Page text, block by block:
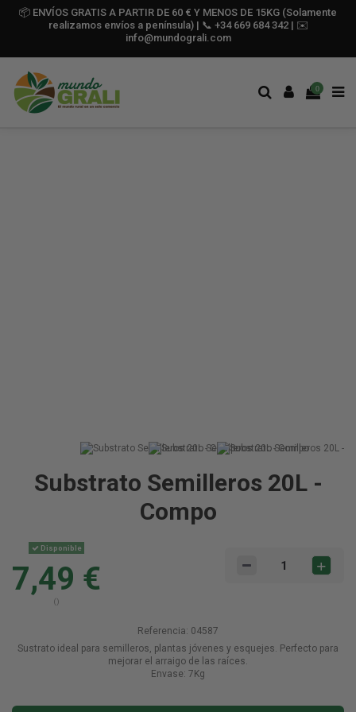
📦 ENVÍOS GRATIS A PARTIR DE 60 € Y MENOS DE 15KG (Solamente
realizamos envíos a península) | 📞 +34 669 684 342 | ✉️
info@mundograli.com
0
Substrato Semilleros 20L -
Compo
Disponible
7,49 €
()
Referencia: 04587
Sustrato ideal para semilleros, plantas jóvenes y esquejes. Perfecto para
mejorar el arraigo de las raíces.
Envase: 7Kg